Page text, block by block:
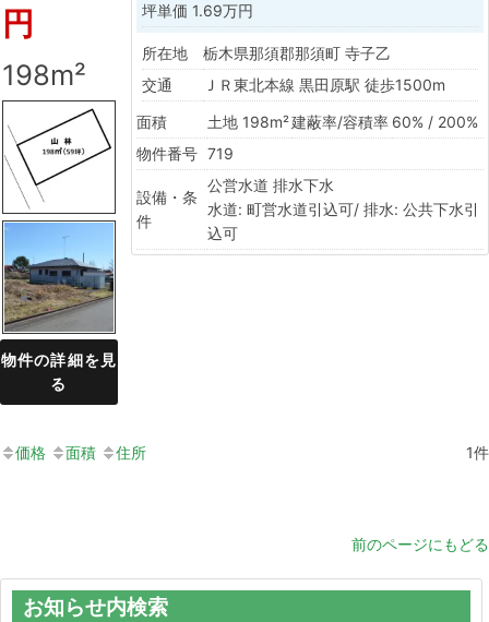
円
198m²
物件の詳細を見
る
坪単価 1.69万円
所在地
栃木県那須郡那須町 寺子乙
交通
ＪＲ東北本線 黒田原駅 徒歩1500m
面積
土地 198m²建蔽率/容積率 60% / 200%
物件番号 719
設備・条
件
公営水道 排水下水
水道: 町営水道引込可/ 排水: 公共下水引
込可
価格 面積 住所 1件
前のページにもどる
お知らせ内検索